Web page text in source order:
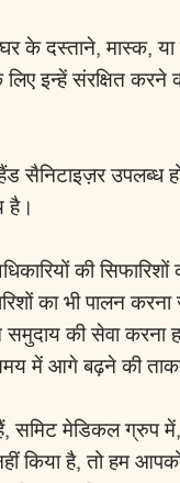
के दस्ताने, मास्क,
इन्हें संरक्षित करने
उपलब्ध
है।
की सिफारिशों
का भी पालन करना
की सेवा करना
में आगे बढ़ने की
समिट मेडिकल ग्रुप में,
किया है, तो हम